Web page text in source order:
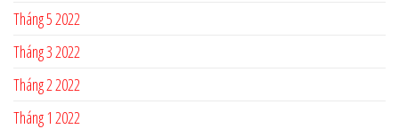
Tháng 5 2022
Tháng 3 2022
Tháng 2 2022
Tháng 1 2022